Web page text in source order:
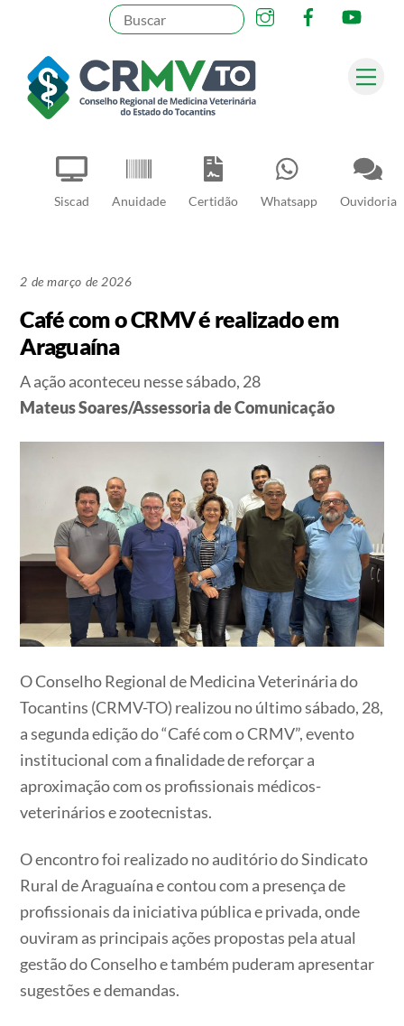
content
Siscad Anuidade Certidão Whatsapp Ouvidoria
InstagramFacebook
Pesquisar
2 de março de 2026
Café com o CRMV é realizado em
Araguaína
A ação aconteceu nesse sábado, 28
Mateus Soares/Assessoria de Comunicação
O Conselho Regional de Medicina Veterinária do
Tocantins (CRMV-TO) realizou no último sábado, 28,
a segunda edição do “Café com o CRMV”, evento
institucional com a finalidade de reforçar a
aproximação com os profissionais médicos-
veterinários e zootecnistas.
O encontro foi realizado no auditório do Sindicato
Rural de Araguaína e contou com a presença de
profissionais da iniciativa pública e privada, onde
ouviram as principais ações propostas pela atual
gestão do Conselho e também puderam apresentar
sugestões e demandas.